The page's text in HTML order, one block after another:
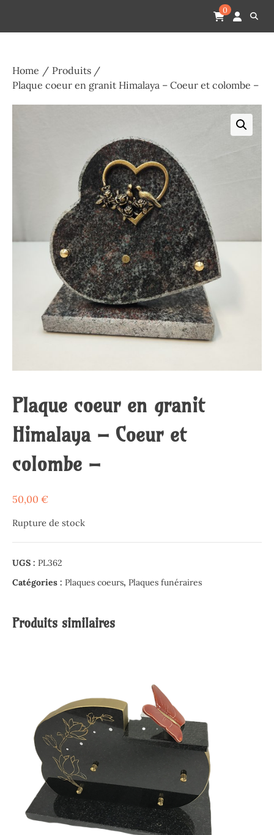
content
Espace Funéraire Michel Gardechaux
0
Home
Produits
Plaque coeur en granit Himalaya – Coeur et colombe –
Plaque coeur en granit
Himalaya – Coeur et
colombe –
50,00 €
Rupture de stock
UGS : PL362
Catégories : Plaques coeurs, Plaques funéraires
Produits similaires